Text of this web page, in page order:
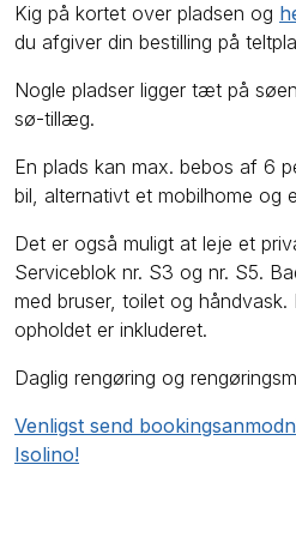
Kig på kortet over pladsen og
du afgiver din bestilling på
Nogle pladser ligger tæt på
sø-tillæg.
En plads kan max. bebos af 6
bil, alternativt et mobilhome og
Det er også muligt at leje et
Serviceblok nr. S3 og nr. S5.
med bruser, toilet og
opholdet er inkluderet.
Daglig rengøring og
Venligst send
Isolino!